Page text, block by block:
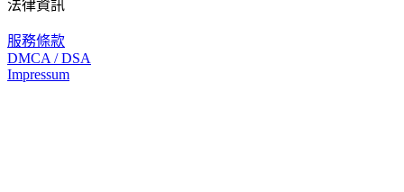
法律資訊
服務條款
DMCA / DSA
Impressum